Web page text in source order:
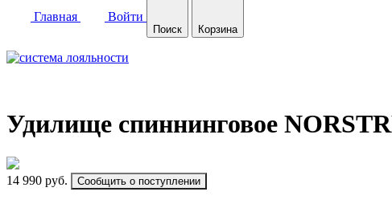
Главная Войти
Поиск Корзина
Удилище спиннинговое
14 990 руб. Сообщить о поступлении